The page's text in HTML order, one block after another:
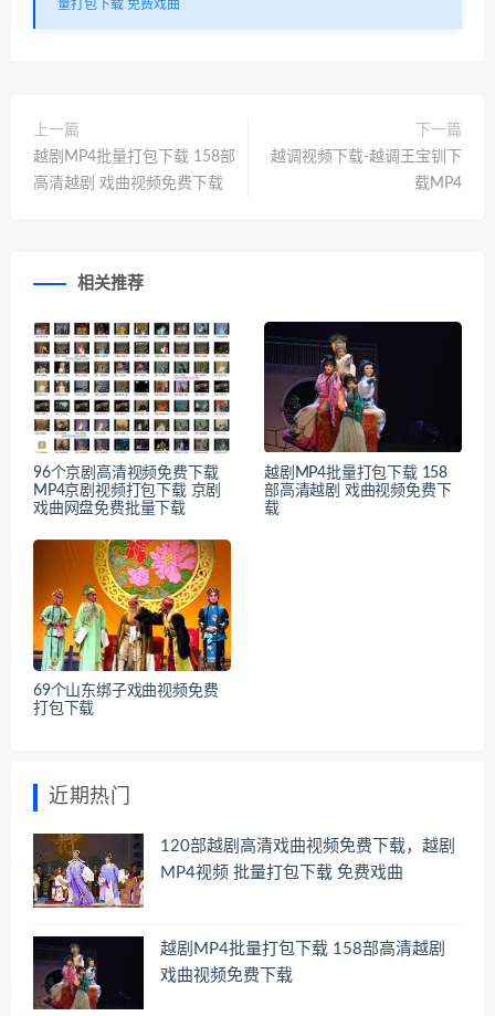
量打包下载 免费戏曲
上一篇
越剧MP4批量打包下载 158部
高清越剧 戏曲视频免费下载
下一篇
越调视频下载-越调王宝钏下
载MP4
相关推荐
96个京剧高清视频免费下载
MP4京剧视频打包下载 京剧
戏曲网盘免费批量下载
越剧MP4批量打包下载 158
部高清越剧 戏曲视频免费下
载
69个山东绑子戏曲视频免费
打包下载
近期热门
120部越剧高清戏曲视频免费下载，越剧
MP4视频 批量打包下载 免费戏曲
越剧MP4批量打包下载 158部高清越剧
戏曲视频免费下载